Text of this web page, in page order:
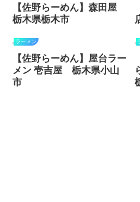
【佐野らーめん】森田屋
栃木県栃木市
ラーメン
【佐野らーめん】屋台ラー
メン 壱吉屋 栃木県小山
市